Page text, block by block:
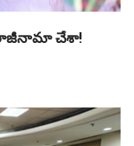
రాజీనామా చేశా!